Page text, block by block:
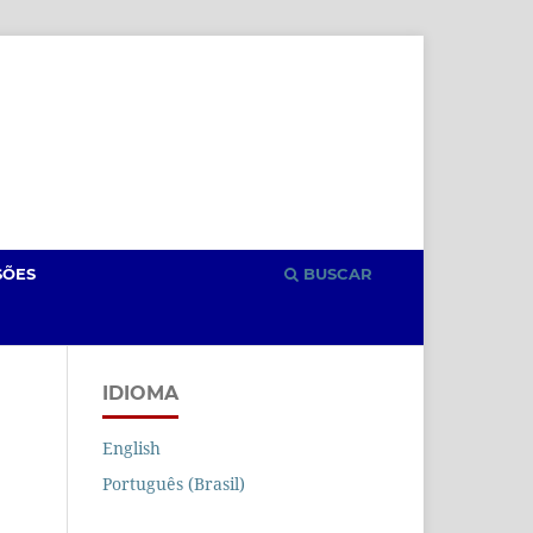
BUSCAR
IDIOMA
English
Português (Brasil)